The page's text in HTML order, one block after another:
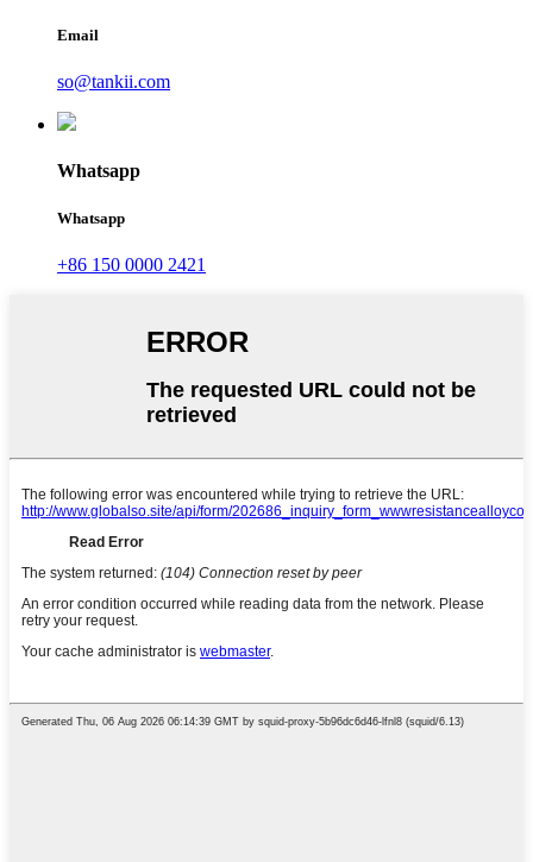
Email
so@tankii.com
Whatsapp
Whatsapp
+86 150 0000 2421